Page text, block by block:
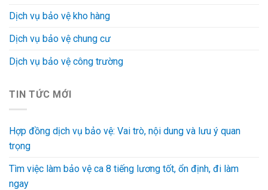
Dịch vụ bảo vệ kho hàng
Dịch vụ bảo vệ chung cư
Dịch vụ bảo vệ công trường
TIN TỨC MỚI
Hợp đồng dịch vụ bảo vệ: Vai trò, nội dung và lưu ý quan
trọng
Tìm việc làm bảo vệ ca 8 tiếng lương tốt, ổn định, đi làm
ngay